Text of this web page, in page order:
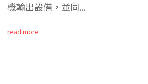
機輸出設備，並同...
read more